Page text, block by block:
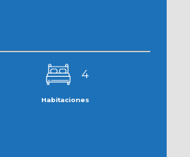
4
Habitaciones